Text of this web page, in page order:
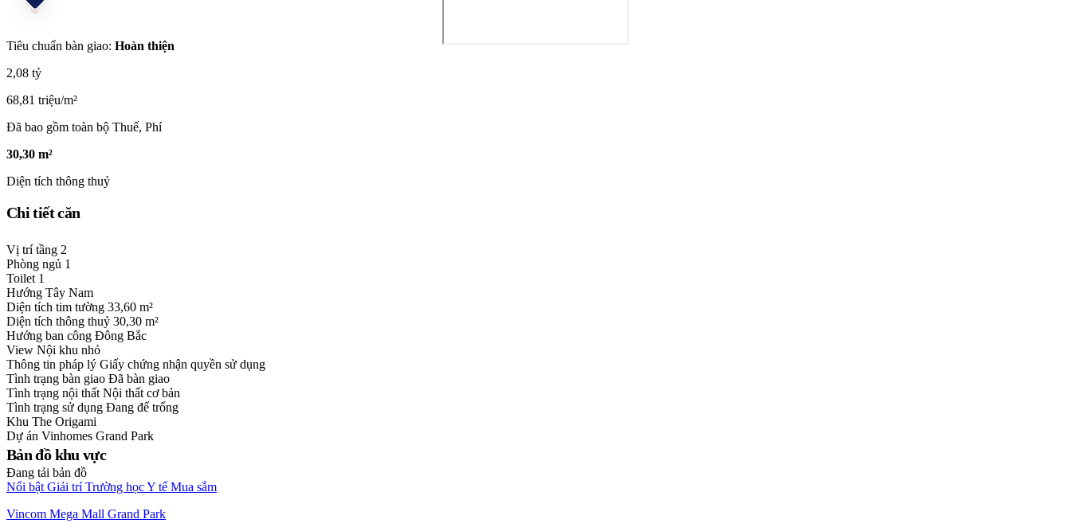
Tiêu chuẩn bàn giao: Hoàn thiện
2,08 tỷ
68,81 triệu/m²
Đã bao gồm toàn bộ Thuế, Phí
30,30 m²
Diện tích thông thuỷ
Chi tiết căn
Vị trí tầng 2
Phòng ngủ 1
Toilet 1
Hướng Tây Nam
Diện tích tim tường 33,60 m²
Diện tích thông thuỷ 30,30 m²
Hướng ban công Đông Bắc
View Nội khu nhỏ
Thông tin pháp lý Giấy chứng nhận quyền sử dụng
Tình trạng bàn giao Đã bàn giao
Tình trạng nội thất Nội thất cơ bản
Tình trạng sử dụng Đang để trống
Khu The Origami
Dự án Vinhomes Grand Park
Bản đồ khu vực
Đang tải bản đồ
Nổi bật Giải trí Trường họcY tế Mua sắm
Vincom Mega Mall Grand Park